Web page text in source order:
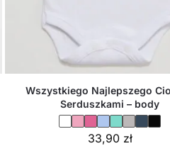
Wszystkiego Najlepszego
Serduszkami – body
33,90 zł